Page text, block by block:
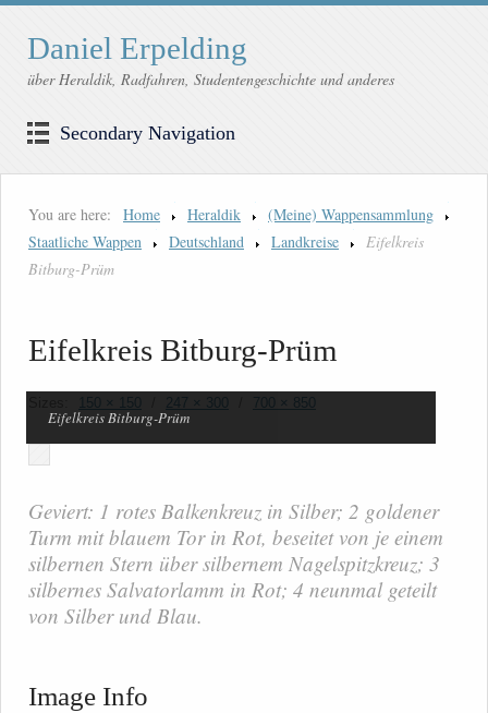
Daniel Erpelding
über Heraldik, Radfahren, Studentengeschichte und anderes
Secondary Navigation
You are here: Home Heraldik
(Meine) Wappensammlung
Staatliche Wappen
Deutschland Landkreise
Eifelkreis
Bitburg-Prüm
Eifelkreis Bitburg-Prüm
150 × 150 247 × 300 700 × 850
Eifelkreis Bitburg-Prüm
Geviert: 1 rotes Balkenkreuz in Silber; 2 goldener
Turm mit blauem Tor in Rot, beseitet von je einem
silbernen Stern über silbernem Nagelspitzkreuz; 3
silbernes Salvatorlamm in Rot; 4 neunmal geteilt
von Silber und Blau.
Image Info